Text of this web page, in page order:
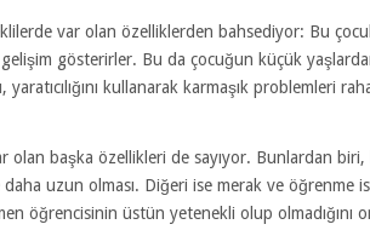
var olan özelliklerden bahsediyor: Bu
gelişim gösterirler. Bu da çocuğun küçük
kullanarak karmaşık problemleri
başka özellikleri de sayıyor. Bunlardan biri,
uzun olması. Diğeri ise merak ve öğrenme
öğrencisinin üstün yetenekli olup olmadığını